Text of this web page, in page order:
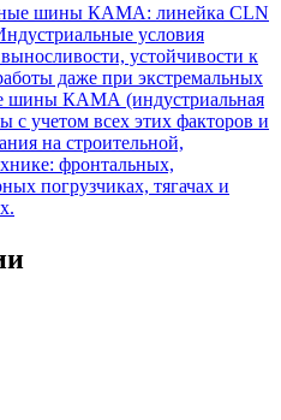
шины КАМА: линейка CLN
условия
устойчивости к
даже при экстремальных
шины КАМА (индустриальная
с учетом всех этих факторов и
на строительной,
фронтальных,
погрузчиках, тягачах и